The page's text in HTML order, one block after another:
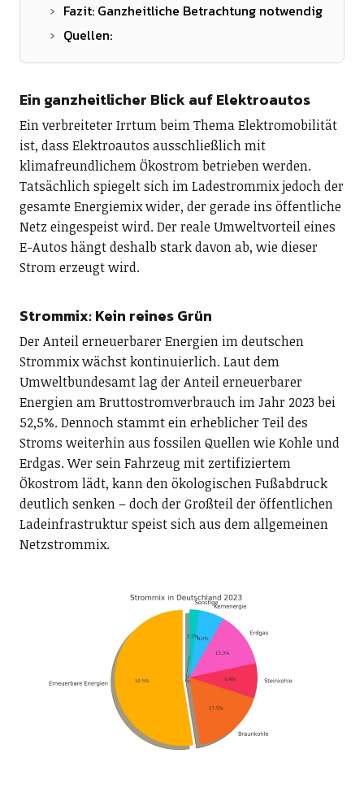
Fazit: Ganzheitliche Betrachtung notwendig
Quellen:
Ein ganzheitlicher Blick auf Elektroautos
Ein verbreiteter Irrtum beim Thema Elektromobilität
ist, dass Elektroautos ausschließlich mit
klimafreundlichem Ökostrom betrieben werden.
Tatsächlich spiegelt sich im Ladestrommix jedoch der
gesamte Energiemix wider, der gerade ins öffentliche
Netz eingespeist wird. Der reale Umweltvorteil eines
E-Autos hängt deshalb stark davon ab, wie dieser
Strom erzeugt wird.
Strommix: Kein reines Grün
Der Anteil erneuerbarer Energien im deutschen
Strommix wächst kontinuierlich. Laut dem
Umweltbundesamt lag der Anteil erneuerbarer
Energien am Bruttostromverbrauch im Jahr 2023 bei
52,5%. Dennoch stammt ein erheblicher Teil des
Stroms weiterhin aus fossilen Quellen wie Kohle und
Erdgas. Wer sein Fahrzeug mit zertifiziertem
Ökostrom lädt, kann den ökologischen Fußabdruck
deutlich senken – doch der Großteil der öffentlichen
Ladeinfrastruktur speist sich aus dem allgemeinen
Netzstrommix.